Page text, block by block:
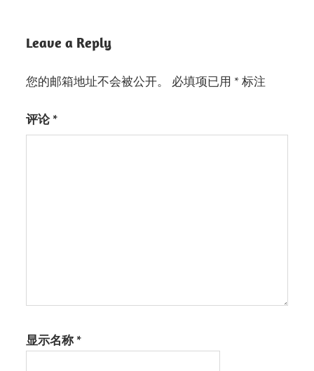
Leave a Reply
您的邮箱地址不会被公开。 必填项已用 *标注
评论*
显示名称*